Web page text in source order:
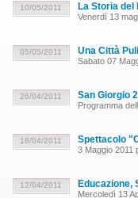
10/05/2011 La Storia del
Venerdì 13
05/05/2011 Una Città
Sabato 07
26/04/2011 San Giorgio
Programma
18/04/2011 Spettacolo
3 Maggio 2011
12/04/2011 Educazione,
Mercoledì 13